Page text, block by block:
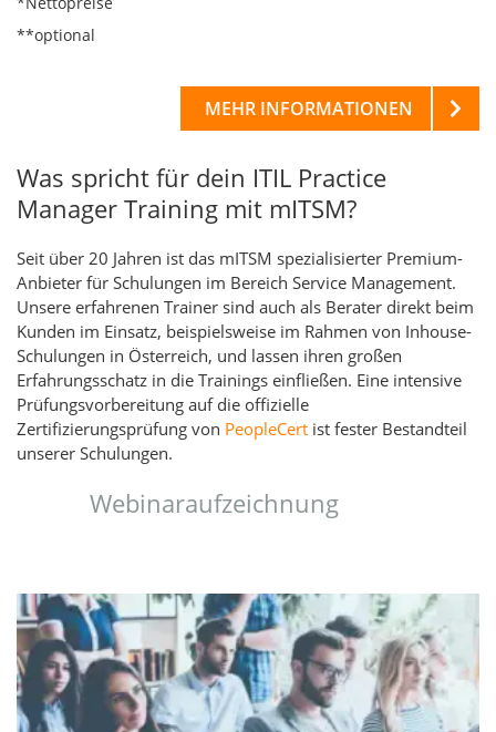
**optional
MEHR INFORMATIONEN
Was spricht für dein ITIL Practice
Manager Training mit mITSM?
Seit über 20 Jahren ist das mITSM spezialisierter Premium-
Anbieter für Schulungen im Bereich Service Management.
Unsere erfahrenen Trainer sind auch als Berater direkt beim
Kunden im Einsatz, beispielsweise im Rahmen von Inhouse-
Schulungen in Österreich, und lassen ihren großen
Erfahrungsschatz in die Trainings einfließen. Eine intensive
Prüfungsvorbereitung auf die offizielle
Zertifizierungsprüfung von PeopleCert ist fester Bestandteil
unserer Schulungen.
Webinaraufzeichnung